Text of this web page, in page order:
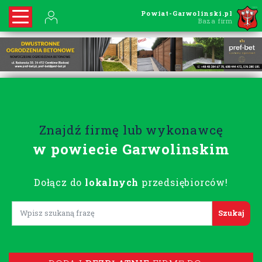
Powiat-Garwolinski.pl
Baza firm
Znajdź firmę lub wykonawcę
w powiecie Garwolinskim
Dołącz do lokalnych przedsiębiorców!
Lorem ipsum